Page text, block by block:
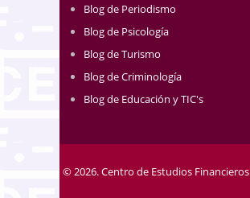
Blog de Periodismo
Blog de Psicología
Blog de Turismo
Blog de Criminología
Blog de Educación y TIC's
© 2026. Centro de Estudios Financieros